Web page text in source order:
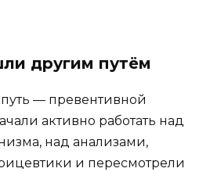
другим путём
— превентивной
активно работать над
над анализами,
и пересмотрели